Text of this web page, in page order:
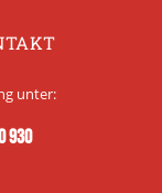
unter:
930